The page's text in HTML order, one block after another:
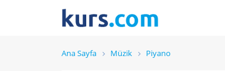
Ana Sayfa Müzik Piyano